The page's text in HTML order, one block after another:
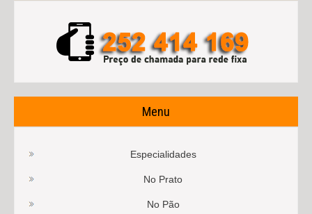
Menu
Especialidades
No Prato
No Pão